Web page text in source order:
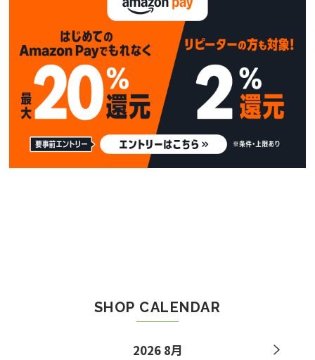
SHOP CALENDAR
2026 8月